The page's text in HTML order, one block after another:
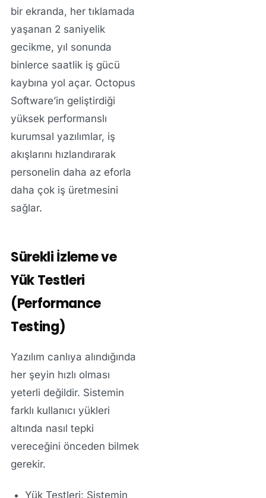
bir ekranda, her tıklamada
yaşanan 2 saniyelik
gecikme, yıl sonunda
binlerce saatlik iş gücü
kaybına yol açar. Octopus
Software’in geliştirdiği
yüksek performanslı
kurumsal yazılımlar, iş
akışlarını hızlandırarak
personelin daha az eforla
daha çok iş üretmesini
sağlar.
Sürekli İzleme ve
Yük Testleri
(Performance
Testing)
Yazılım canlıya alındığında
her şeyin hızlı olması
yeterli değildir. Sistemin
farklı kullanıcı yükleri
altında nasıl tepki
vereceğini önceden bilmek
gerekir.
Yük Testleri: Sistemin